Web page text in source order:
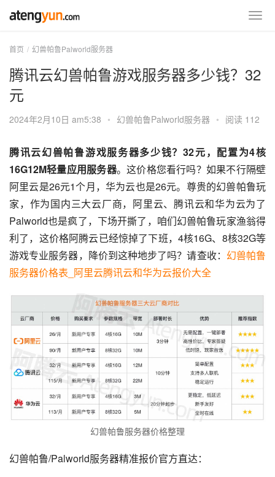
首页 幻兽帕鲁Palworld服务器
腾讯云幻兽帕鲁游戏服务器多少钱？32
元
2024年2月10日 am5:38 • 幻兽帕鲁Palworld服务器 • 阅读 112
腾讯云幻兽帕鲁游戏服务器多少钱？32元，配置为4核
16G12M轻量应用服务器。这价格您看行吗？如果不行隔壁
阿里云是26元1个月，华为云也是26元。尊贵的幻兽帕鲁玩
家，作为国内三大云厂商，阿里云、腾讯云和华为云为了
Palworld也是疯了，下场开撕了，咱们幻兽帕鲁玩家渔翁得
利了，这价格阿腾云已经惊掉了下班，4核16G、8核32G等
游戏专业服务器，降价到这种地步了吗？请查收： 幻兽帕鲁
服务器价格表_阿里云腾讯云和华为云报价大全
幻兽帕鲁服务器价格整理
幻兽帕鲁/Palworld服务器精准报价官方直达：